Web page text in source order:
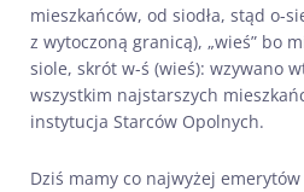
mieszkańców, od siodła, stąd o-
z wytoczoną granicą), „wieś” bo
siole, skrót w-ś (wieś): wzywano
wszystkim najstarszych
instytucja Starców Opolnych.
Dziś mamy co najwyżej